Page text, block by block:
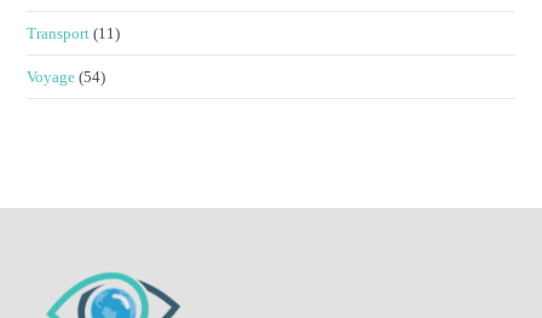
Transport (11)
Voyage (54)